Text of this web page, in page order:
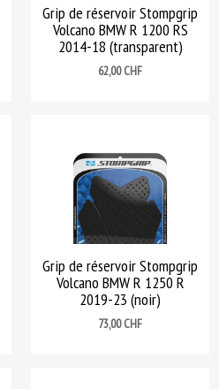
Grip de réservoir Stompgrip
Volcano BMW R 1200 RS
2014-18 (transparent)
Prix
62,00 CHF
Grip de réservoir Stompgrip
Volcano BMW R 1250 R
2019-23 (noir)
Prix
73,00 CHF